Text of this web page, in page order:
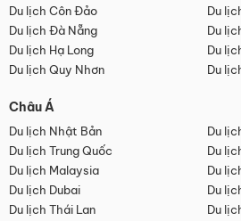
Du lịch Côn Đảo
Du
Du lịch Đà Nẵng
Du
Du lịch Hạ Long
Du
Du lịch Quy Nhơn
Du
Châu Á
Du lịch Nhật Bản
Du
Du lịch Trung Quốc
Du
Du lịch Malaysia
Du
Du lịch Dubai
Du
Du lịch Thái Lan
Du